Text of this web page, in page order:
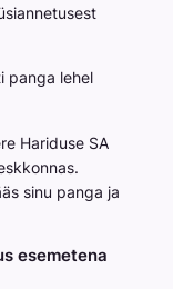
panga lehel
Hariduse SA
sinu panga ja
esemetena